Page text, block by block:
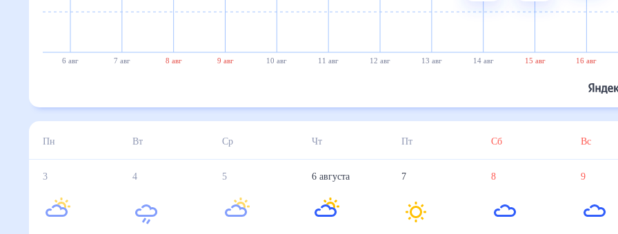
6 авг 7 авг 8 авг 9 авг 10 авг 11 авг 12 авг 13 авг 14 авг 15 авг 16 авг
Пн Вт Ср Чт Пт Сб Вс
3 4 5 6 августа 7 8 9